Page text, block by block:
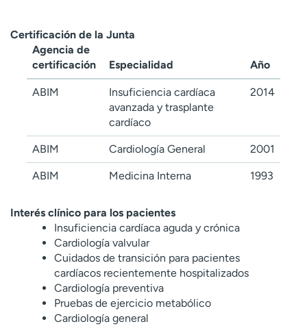
Certificación de la Junta
Agencia de
certificación
Especialidad Año
ABIM
Insuficiencia cardíaca
avanzada y trasplante
cardíaco
2014
ABIM Cardiología General 2001
ABIM Medicina Interna 1993
Interés clínico para los pacientes
Insuficiencia cardíaca aguda y crónica
Cardiología valvular
Cuidados de transición para pacientes
cardíacos recientemente hospitalizados
Cardiología preventiva
Pruebas de ejercicio metabólico
Cardiología general